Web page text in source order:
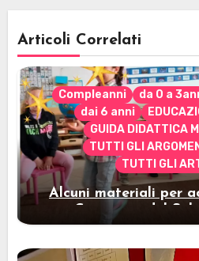
Articoli Correlati
Compleanni da 0 a
dai 6 anni
GUIDA DIDATTICA
TUTTI GLI
TUTTI GLI
Alcuni materiali per
Cerimonia del